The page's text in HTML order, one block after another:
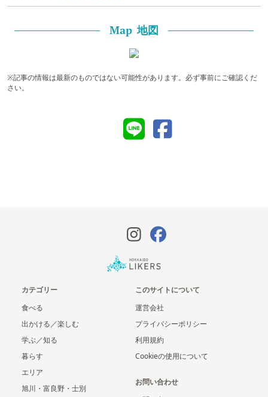
Map 地図
※記事の情報は最新のものではない可能性があります。必ず事前にご確認くだ
さい。
カテゴリー
食べる
出かける／楽しむ
学ぶ／知る
暮らす
エリア
旭川・富良野・士別
このサイトについて
運営会社
プライバシーポリシー
利用規約
Cookieの使用について
お問い合わせ